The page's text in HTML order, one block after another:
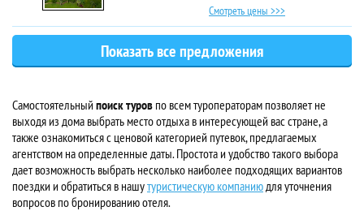
Смотреть цены >>>
Самостоятельный поиск туров по всем туроператорам позволяет не
выходя из дома выбрать место отдыха в интересующей вас стране, а
также ознакомиться с ценовой категорией путевок, предлагаемых
агентством на определенные даты. Простота и удобство такого выбора
дает возможность выбрать несколько наиболее подходящих вариантов
поездки и обратиться в нашутуристическую компаниюдля уточнения
вопросов по бронированию отеля.